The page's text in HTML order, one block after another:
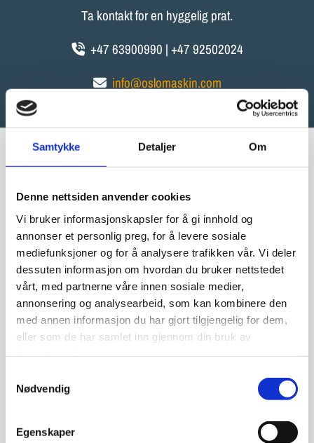
Samtykke Detaljer Om
Denne nettsiden anvender cookies
Vi bruker informasjonskapsler for å gi innhold og
annonser et personlig preg, for å levere sosiale
mediefunksjoner og for å analysere trafikken vår. Vi deler
dessuten informasjon om hvordan du bruker nettstedet
vårt, med partnerne våre innen sosiale medier,
annonsering og analysearbeid, som kan kombinere den
med annen informasjon du har gjort tilgjengelig for dem,
eller som de har samlet inn gjennom din bruk av
Nødvendig
Egenskaper
Ta kontakt for en hyggelig prat.
+47 63900990 | +47 92502024
 info@oslomaskin.com
Få med deg de nyeste tilbudene
Følg oss på Facebook og se våre nyeste tilbud og